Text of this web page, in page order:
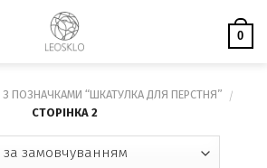
0
ПОЗНАЧКАМИ “ШКАТУЛКА ДЛЯ ПЕРСТНЯ” /
СТОРІНКА 2